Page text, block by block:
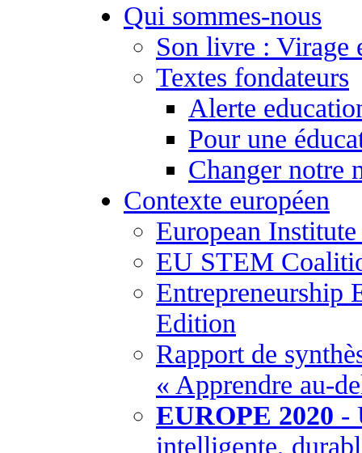
Qui sommes-nous
Son livre : Virage
Textes fondateurs
Alerte
Pour une
Changer notre
Contexte européen
European
EU STEM
Entrepreneurship
Edition
Rapport de
« Apprendre au-
EUROPE 2020 -
intelligente,